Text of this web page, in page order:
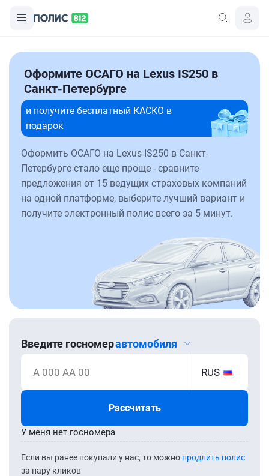
Оформите ОСАГО на Lexus IS250 в
Санкт-Петербурге
и получите бесплатный КАСКО в
подарок
Оформить ОСАГО на Lexus IS250 в Санкт-
Петербурге стало еще проще - сравните
предложения от 15 ведущих страховых компаний
на одной платформе, выберите лучший вариант и
получите электронный полис всего за 5 минут.
Введите госномеравтомобиля
А 000 АА 00 RUS
Рассчитать
Если вы ранее покупали у нас, то можно продлить полис
за пару кликов
У меня нет госномера